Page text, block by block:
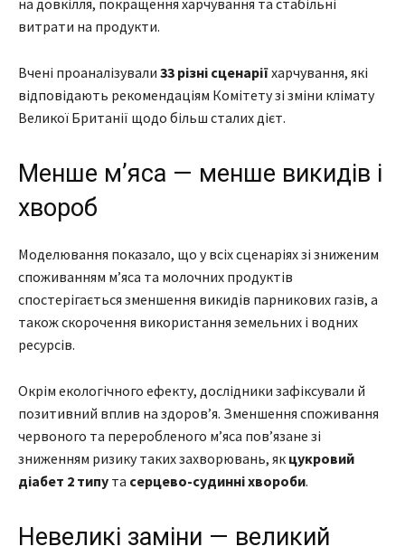
на довкілля, покращення харчування та стабільні
витрати на продукти.
Вчені проаналізували 33 різні сценаріїхарчування, які
відповідають рекомендаціям Комітету зі зміни клімату
Великої Британії щодо більш сталих дієт.
Менше м’яса — менше викидів і
хвороб
Моделювання показало, що у всіх сценаріях зі зниженим
споживанням м’яса та молочних продуктів
спостерігається зменшення викидів парникових газів, а
також скорочення використання земельних і водних
ресурсів.
Окрім екологічного ефекту, дослідники зафіксували й
позитивний вплив на здоров’я. Зменшення споживання
червоного та переробленого м’яса пов’язане зі
зниженням ризику таких захворювань, як цукровий
діабет 2 типу та серцево-судинні хвороби.
Невеликі заміни — великий